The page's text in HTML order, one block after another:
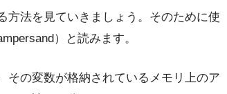
方法を見ていきましょう。そのために使
）と読みます。
その変数が格納されているメモリ上のア